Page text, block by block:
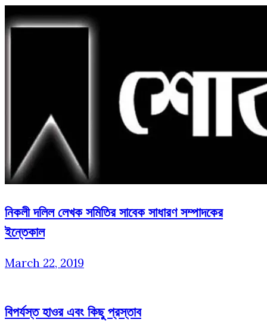
নিকলী দলিল লেখক সমিতির সাবেক সাধারণ সম্পাদকের
ইন্তেকাল
March 22, 2019
বিপর্যস্ত হাওর এবং কিছু প্রস্তাব